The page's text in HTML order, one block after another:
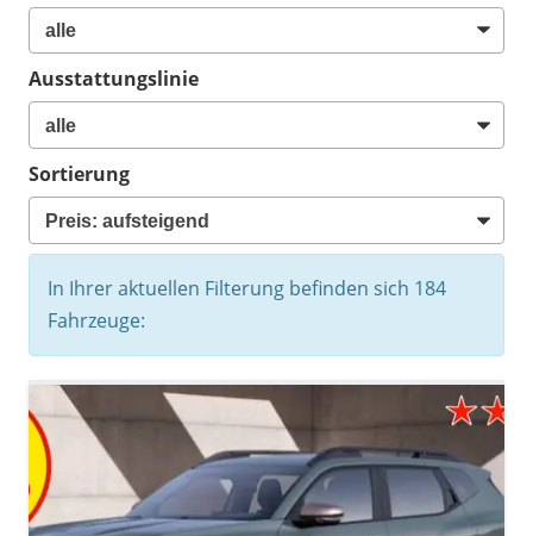
Ausstattungslinie
Sortierung
In Ihrer aktuellen Filterung befinden sich 184
Fahrzeuge: